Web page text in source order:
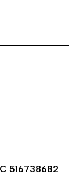
516738682